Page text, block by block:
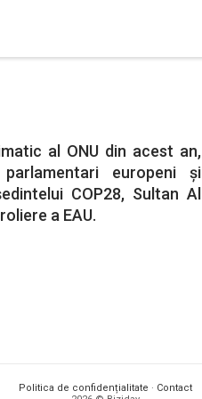
al ONU din acest an,
europeni și
COP28, Sultan Al
a EAU.
Politica de confidențialitate · Contact